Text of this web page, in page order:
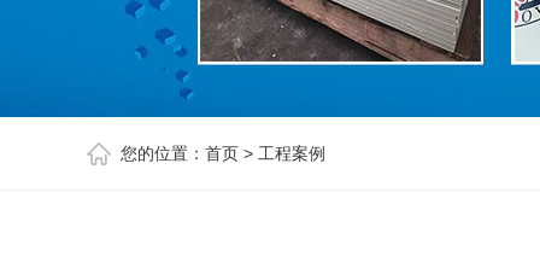
您的位置： 首页 > 工程案例